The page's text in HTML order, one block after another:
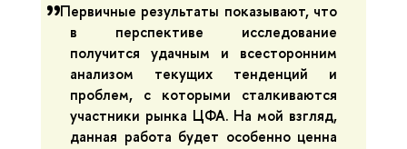
Первичные результаты показывают, что
в перспективе исследование
получится удачным и всесторонним
анализом текущих тенденций и
проблем, с которыми сталкиваются
участники рынка ЦФА. На мой взгляд,
данная работа будет особенно ценна